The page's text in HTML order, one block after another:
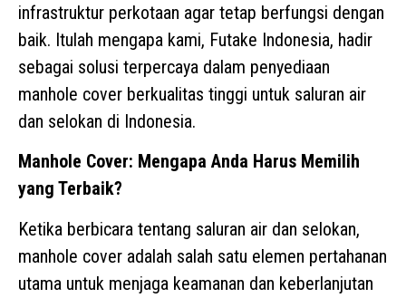
infrastruktur perkotaan agar tetap berfungsi dengan
baik. Itulah mengapa kami, Futake Indonesia, hadir
sebagai solusi terpercaya dalam penyediaan
manhole cover berkualitas tinggi untuk saluran air
dan selokan di Indonesia.
Manhole Cover: Mengapa Anda Harus Memilih
yang Terbaik?
Ketika berbicara tentang saluran air dan selokan,
manhole cover adalah salah satu elemen pertahanan
utama untuk menjaga keamanan dan keberlanjutan